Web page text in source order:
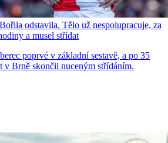
odstavila. Tělo už nespolupracuje, za
a musel střídat
poprvé v základní sestavě, a po 35
v Brně skončil nuceným střídáním.